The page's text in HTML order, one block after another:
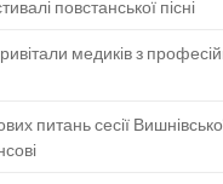
повстанської пісні
медиків з
питань сесії